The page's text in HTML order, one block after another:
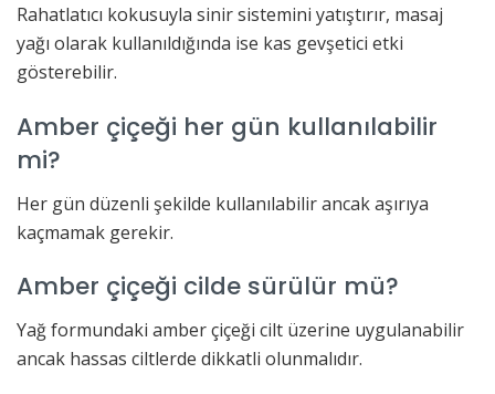
Rahatlatıcı kokusuyla sinir sistemini yatıştırır, masaj
yağı olarak kullanıldığında ise kas gevşetici etki
gösterebilir.
Amber çiçeği her gün kullanılabilir
mi?
Her gün düzenli şekilde kullanılabilir ancak aşırıya
kaçmamak gerekir.
Amber çiçeği cilde sürülür mü?
Yağ formundaki amber çiçeği cilt üzerine uygulanabilir
ancak hassas ciltlerde dikkatli olunmalıdır.